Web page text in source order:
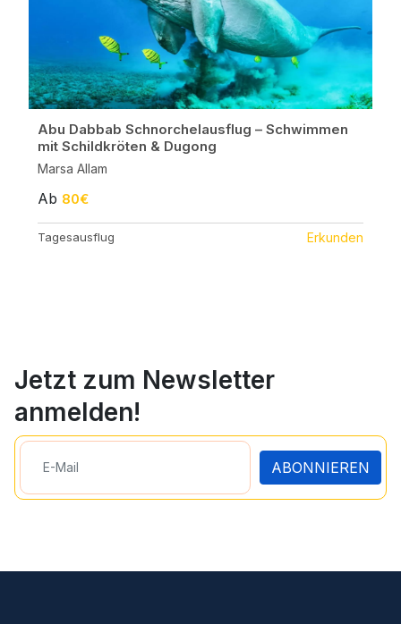
Abu Dabbab Schnorchelausflug – Schwimmen
mit Schildkröten & Dugong
Marsa Allam
Ab 80€
Tagesausflug Erkunden
Jetzt zum Newsletter
anmelden!
ABONNIEREN